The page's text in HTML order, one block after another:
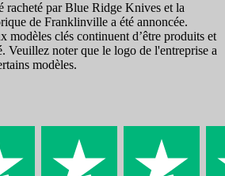
racheté par Blue Ridge Knives et la
de Franklinville a été annoncée.
modèles clés continuent d’être produits et
Veuillez noter que le logo de l'entreprise a
modèles.